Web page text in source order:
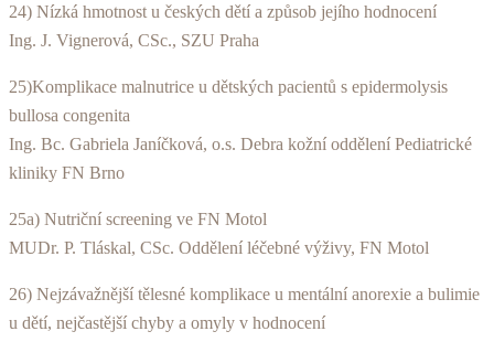
24) Nízká hmotnost u českých dětí a způsob jejího hodnocení
Ing. J. Vignerová, CSc., SZU Praha
25)Komplikace malnutrice u dětských pacientů s epidermolysis
bullosa congenita
Ing. Bc. Gabriela Janíčková, o.s. Debra kožní oddělení Pediatrické
kliniky FN Brno
25a) Nutriční screening ve FN Motol
MUDr. P. Tláskal, CSc. Oddělení léčebné výživy, FN Motol
26) Nejzávažnější tělesné komplikace u mentální anorexie a bulimie
u dětí, nejčastější chyby a omyly v hodnocení